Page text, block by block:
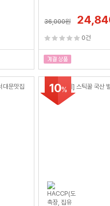
36,000원
0건
10%